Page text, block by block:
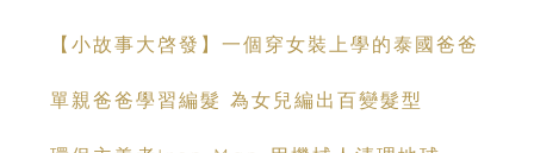
【小故事大啓發】一個穿女裝上學的泰國爸爸
單親爸爸學習編髮 為女兒編出百變髮型